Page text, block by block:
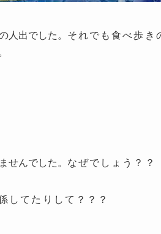
人出でした。 それでも食べ歩き
せんでした。 なぜでしょう？？
してたりして？？？